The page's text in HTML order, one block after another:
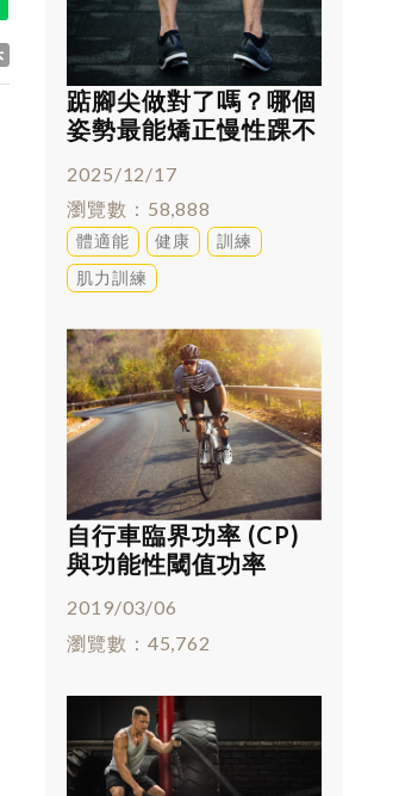
踮腳尖做對了嗎？哪個
姿勢最能矯正慢性踝不
2025/12/17
瀏覽數
58,888
體適能 健康
訓練
肌力訓練
自行車臨界功率 (CP)
與功能性閾值功率
2019/03/06
瀏覽數
45,762